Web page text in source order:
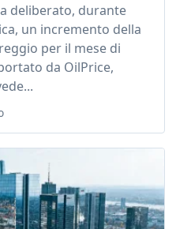
deliberato, durante
un incremento della
per il mese di
da OilPrice,